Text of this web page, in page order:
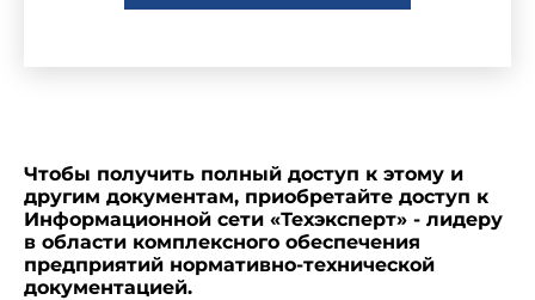
Чтобы получить полный доступ к этому и
другим документам, приобретайте доступ к
Информационной сети «Техэксперт» - лидеру
в области комплексного обеспечения
предприятий нормативно-технической
документацией.